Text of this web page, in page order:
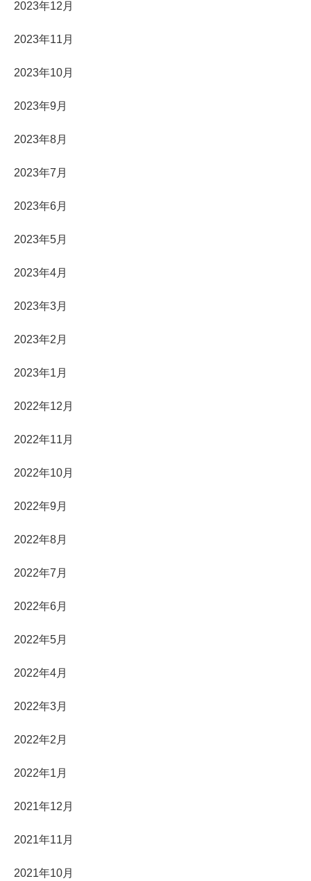
2023年12月
2023年11月
2023年10月
2023年9月
2023年8月
2023年7月
2023年6月
2023年5月
2023年4月
2023年3月
2023年2月
2023年1月
2022年12月
2022年11月
2022年10月
2022年9月
2022年8月
2022年7月
2022年6月
2022年5月
2022年4月
2022年3月
2022年2月
2022年1月
2021年12月
2021年11月
2021年10月